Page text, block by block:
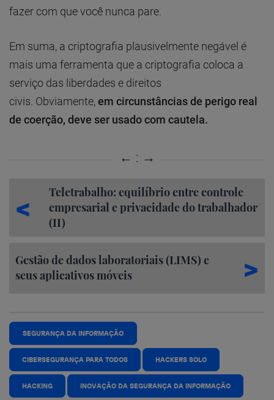
fazer com que você nunca pare.
Em suma, a criptografia plausivelmente negável é
mais uma ferramenta que a criptografia coloca a
serviço das liberdades e direitos
civis. Obviamente,em circunstâncias de perigo real
de coerção, deve ser usado com cautela.
Teletrabalho: equilíbrio entre controle
empresarial e privacidade do trabalhador
(II)
Gestão de dados laboratoriais (LIMS) e
seus aplicativos móveis
SEGURANÇA DA INFORMAÇÃO
CIBERSEGURANÇA PARA TODOS HACKERS SOLO
HACKING INOVAÇÃO DA SEGURANÇA DA INFORMAÇÃO